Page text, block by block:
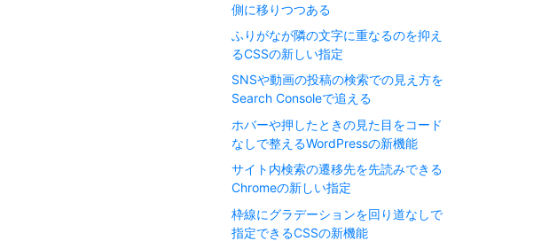
側に移りつつある
ふりがなが隣の文字に重なるのを抑え
るCSSの新しい指定
SNSや動画の投稿の検索での見え方を
Search Consoleで追える
ホバーや押したときの見た目をコード
なしで整えるWordPressの新機能
サイト内検索の遷移先を先読みできる
Chromeの新しい指定
枠線にグラデーションを回り道なしで
指定できるCSSの新機能